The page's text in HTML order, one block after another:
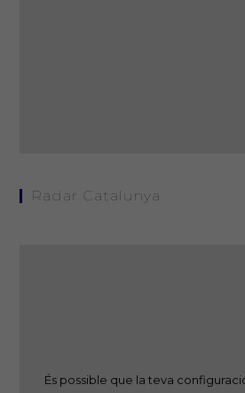
Radar Catalunya
És possible que la teva